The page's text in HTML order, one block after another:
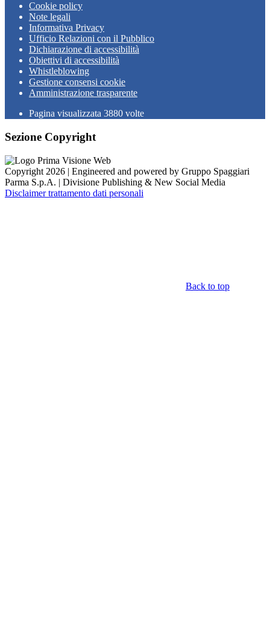
Cookie policy
Note legali
Informativa Privacy
Ufficio Relazioni con il Pubblico
Dichiarazione di accessibilità
Obiettivi di accessibilità
Whistleblowing
Gestione consensi cookie
Amministrazione trasparente
Pagina visualizzata 3880 volte
Sezione Copyright
Copyright 2026 | Engineered and powered by Gruppo Spaggiari
Parma S.p.A. | Divisione Publishing & New Social Media
Disclaimer trattamento dati personali
Back to top